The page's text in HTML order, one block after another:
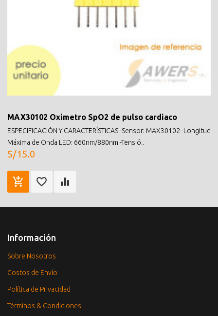
MAX30102 Oximetro SpO2 de pulso cardiaco
ESPECIFICACIÓN Y CARACTERÍSTICAS -Sensor: MAX30102 -Longitud
Máxima de Onda LED: 660nm/880nm -Tensió..
S/15.0
Información
Sobre Nosotros
Costos de Envío
Política de Privacidad
Términos & Condiciones